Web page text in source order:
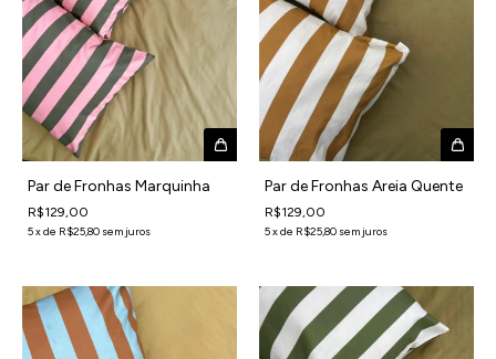
Par de Fronhas Marquinha
R$129,00
5xde R$25,80 sem juros
Par de Fronhas Areia Quente
R$129,00
5xde R$25,80 sem juros